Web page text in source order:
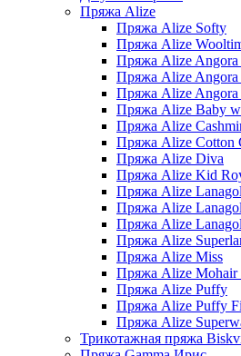
Пряжа Alize
Пряжа Alize Softy
Пряжа Alize
Пряжа Alize Angora
Пряжа Alize
Пряжа Alize Angora
Пряжа Alize Baby
Пряжа Alize
Пряжа Alize Cotton
Пряжа Alize Diva
Пряжа Alize Kid
Пряжа Alize
Пряжа Alize
Пряжа Alize
Пряжа Alize
Пряжа Alize Miss
Пряжа Alize Mohair
Пряжа Alize Puffy
Пряжа Alize Puffy
Пряжа Alize
Трикотажная пряжа